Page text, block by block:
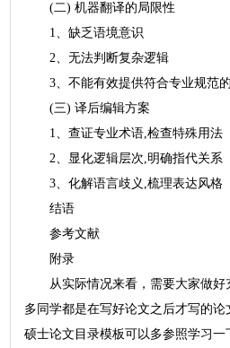
(二) 机器翻译的局限性
1、缺乏语境意识
2、无法判断复杂逻辑
3、不能有效提供符合专业规范
(三) 译后编辑方案
1、查证专业术语,检查特殊用法
2、显化逻辑层次,明确指代关系
3、化解语言歧义,梳理表达风格
结语
参考文献
附录
从实际情况来看，需要大家做好
多同学都是在写好论文之后才写的
硕士论文目录模板可以多参照学习